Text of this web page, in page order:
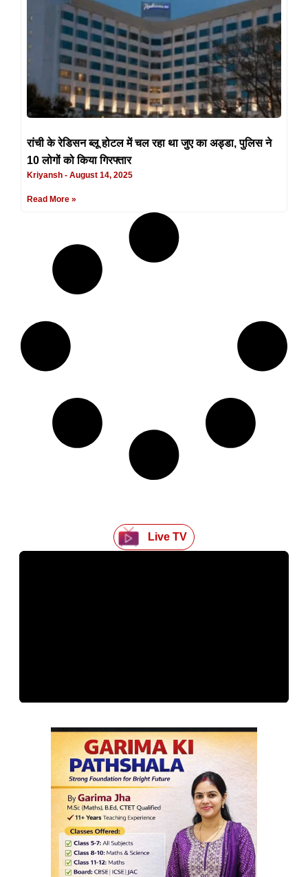
रांची के रेडिसन ब्लू होटल में चल रहा था जुए का अड्डा, पुलिस ने
10 लोगों को किया गिरफ्तार
Kriyansh August 14, 2025
Read More »
Live TV